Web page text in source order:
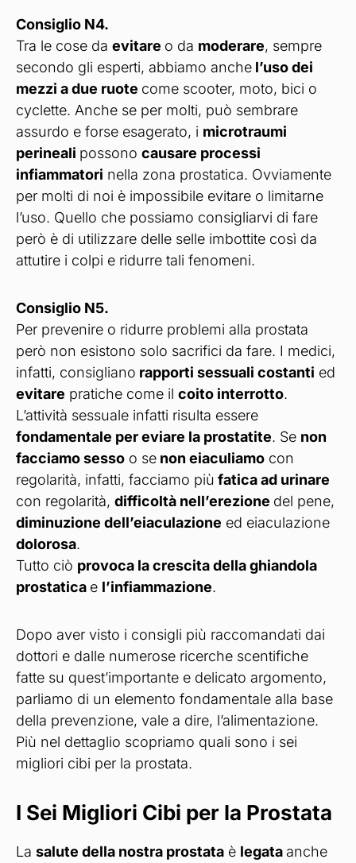
Consiglio N4.
Tra le cose da evitare o da moderare, sempre
secondo gli esperti, abbiamo anche l’uso dei
mezzi a due ruote come scooter, moto, bici o
cyclette. Anche se per molti, può sembrare
assurdo e forse esagerato, i microtraumi
perineali possono causare processi
infiammatori nella zona prostatica. Ovviamente
per molti di noi è impossibile evitare o limitarne
l’uso. Quello che possiamo consigliarvi di fare
però è di utilizzare delle selle imbottite così da
attutire i colpi e ridurre tali fenomeni.
Consiglio N5.
Per prevenire o ridurre problemi alla prostata
però non esistono solo sacrifici da fare. I medici,
infatti, consigliano rapporti sessuali costanti ed
evitare pratiche come il coito interrotto.
L’attività sessuale infatti risulta essere
fondamentale per eviare la prostatite. Se non
facciamo sesso o se non eiaculiamo con
regolarità, infatti, facciamo più fatica ad urinare
con regolarità, difficoltà nell’erezione del pene,
diminuzione dell’eiaculazione ed eiaculazione
dolorosa.
Tutto ciò provoca la crescita della ghiandola
prostatica e l’infiammazione.
Dopo aver visto i consigli più raccomandati dai
dottori e dalle numerose ricerche scentifiche
fatte su quest’importante e delicato argomento,
parliamo di un elemento fondamentale alla base
della prevenzione, vale a dire, l’alimentazione.
Più nel dettaglio scopriamo quali sono i sei
migliori cibi per la prostata.
I Sei Migliori Cibi per la Prostata
La salute della nostra prostata è legataanche